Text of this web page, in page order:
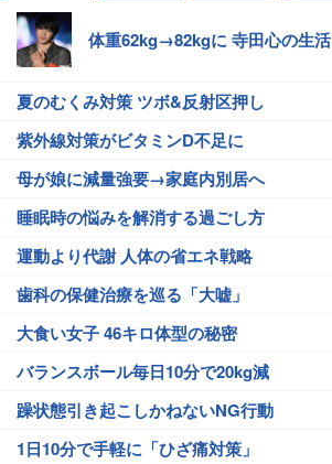
体重62kg→82kgに 寺田心の生活
夏のむくみ対策 ツボ&反射区押し
紫外線対策がビタミンD不足に
母が娘に減量強要→家庭内別居へ
睡眠時の悩みを解消する過ごし方
運動より代謝 人体の省エネ戦略
歯科の保健治療を巡る「大嘘」
大食い女子 46キロ体型の秘密
バランスボール毎日10分で20kg減
躁状態引き起こしかねないNG行動
1日10分で手軽に「ひざ痛対策」